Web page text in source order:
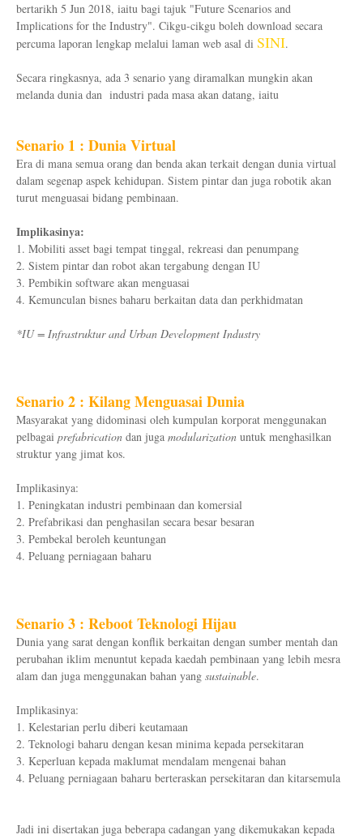
bertarikh 5 Jun 2018, iaitu bagi tajuk "Future Scenarios and
Implications for the Industry". Cikgu-cikgu boleh download secara
percuma laporan lengkap melalui laman web asal di SINI.
Secara ringkasnya, ada 3 senario yang diramalkan mungkin akan
melanda dunia dan industri pada masa akan datang, iaitu
Senario 1 : Dunia Virtual
Era di mana semua orang dan benda akan terkait dengan dunia virtual
dalam segenap aspek kehidupan. Sistem pintar dan juga robotik akan
turut menguasai bidang pembinaan.
Implikasinya:
1. Mobiliti asset bagi tempat tinggal, rekreasi dan penumpang
2. Sistem pintar dan robot akan tergabung dengan IU
3. Pembikin software akan menguasai
4. Kemunculan bisnes baharu berkaitan data dan perkhidmatan
*IU = Infrastruktur and Urban Development Industry
Senario 2 : Kilang Menguasai Dunia
Masyarakat yang didominasi oleh kumpulan korporat menggunakan
pelbagai prefabrication dan juga modularization untuk menghasilkan
struktur yang jimat kos.
Implikasinya:
1. Peningkatan industri pembinaan dan komersial
2. Prefabrikasi dan penghasilan secara besar besaran
3. Pembekal beroleh keuntungan
4. Peluang perniagaan baharu
Senario 3 : Reboot Teknologi Hijau
Dunia yang sarat dengan konflik berkaitan dengan sumber mentah dan
perubahan iklim menuntut kepada kaedah pembinaan yang lebih mesra
alam dan juga menggunakan bahan yang sustainable.
Implikasinya:
1. Kelestarian perlu diberi keutamaan
2. Teknologi baharu dengan kesan minima kepada persekitaran
3. Keperluan kepada maklumat mendalam mengenai bahan
4. Peluang perniagaan baharu berteraskan persekitaran dan kitarsemula
Jadi ini disertakan juga beberapa cadangan yang dikemukakan kepada